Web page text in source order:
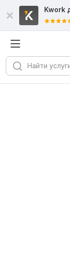
Kwork